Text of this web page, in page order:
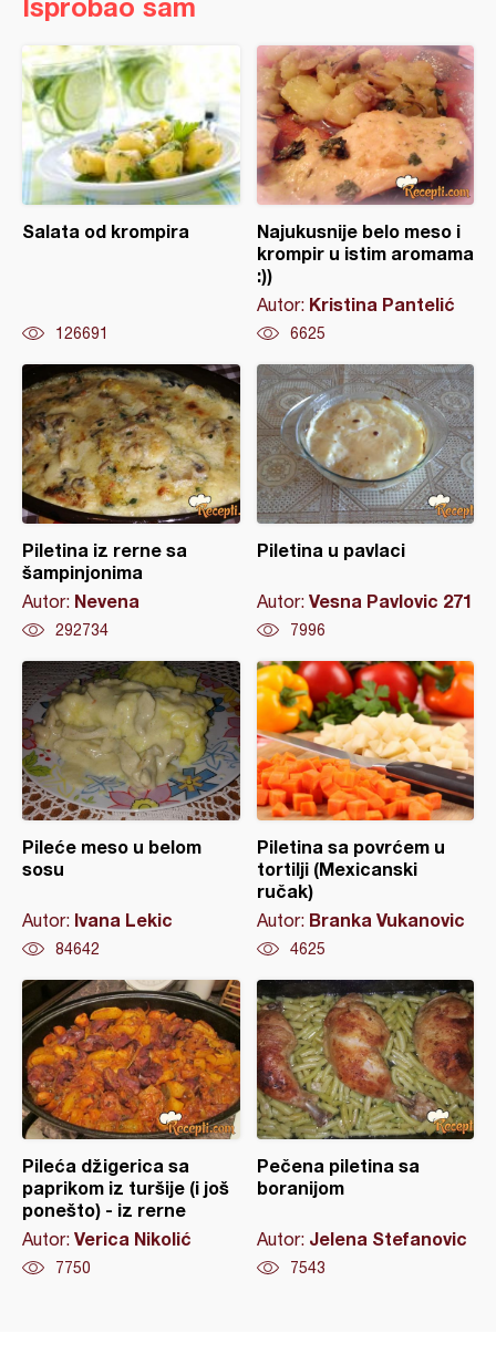
Isprobao sam
Salata od krompira
126691
Najukusnije belo meso i
krompir u istim aromama
:))
Autor: Kristina Pantelić
6625
Piletina iz rerne sa
šampinjonima
Autor: Nevena
292734
Piletina u pavlaci
Autor: Vesna Pavlovic 271
7996
Pileće meso u belom
sosu
Autor: Ivana Lekic
84642
Piletina sa povrćem u
tortilji (Mexicanski
ručak)
Autor: Branka Vukanovic
4625
Pileća džigerica sa
paprikom iz turšije (i još
ponešto) - iz rerne
Autor: Verica Nikolić
7750
Pečena piletina sa
boranijom
Autor: Jelena Stefanovic
7543